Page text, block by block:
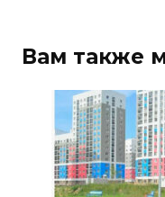
Вам также